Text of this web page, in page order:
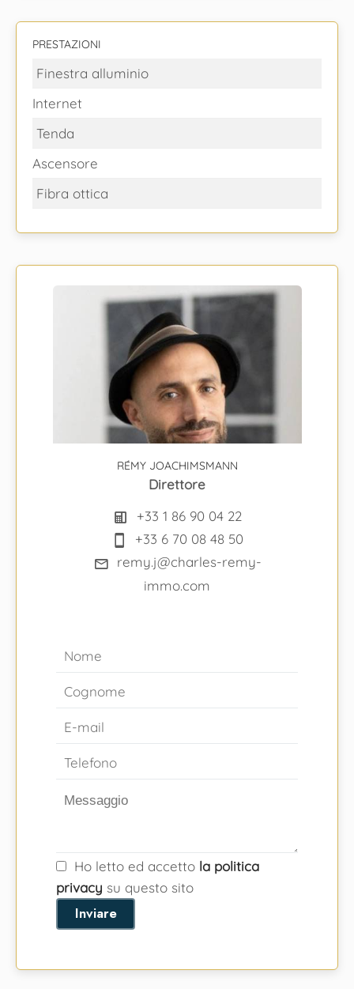
PRESTAZIONI
Finestra alluminio
Internet
Tenda
Ascensore
Fibra ottica
RÉMY JOACHIMSMANN
Direttore
+33 1 86 90 04 22
+33 6 70 08 48 50
remy.j@charles-remy-
immo.com
Ho letto ed accetto la politica
privacy su questo sito
Inviare